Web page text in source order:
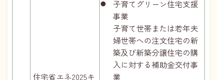
住宅省エネ2025キ
子育てグリーン住宅支援
事業
子育て世帯または若年夫
婦世帯への注文住宅の新
築及び新築分譲住宅の購
入に対する補助金交付事
業